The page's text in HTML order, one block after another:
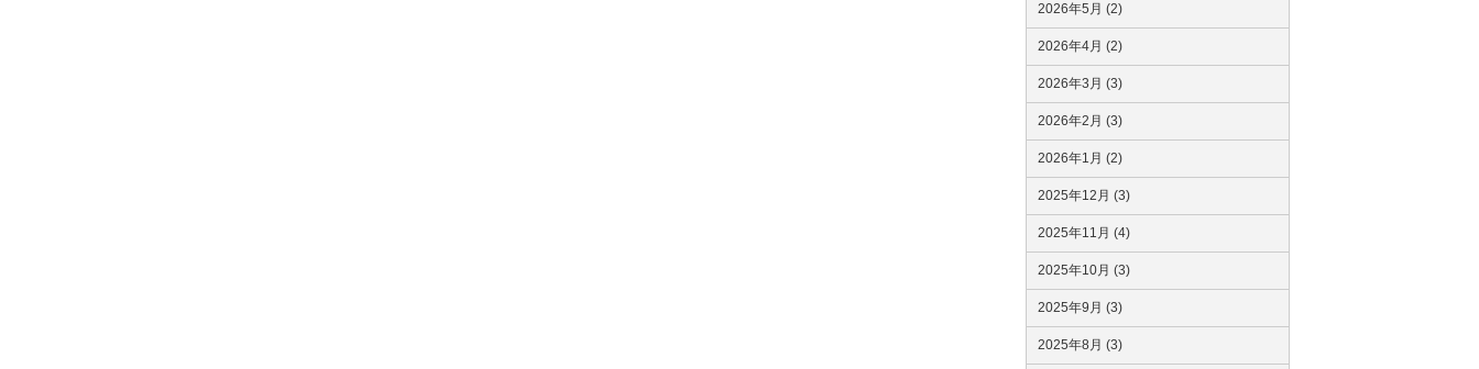
2026年5月 (2)
2026年4月 (2)
2026年3月 (3)
2026年2月 (3)
2026年1月 (2)
2025年12月 (3)
2025年11月 (4)
2025年10月 (3)
2025年9月 (3)
2025年8月 (3)